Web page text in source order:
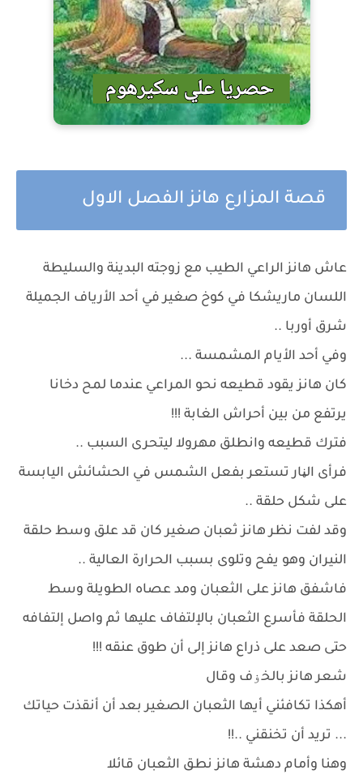
قصة المزارع هانز الفصل الاول
عاش هانز الراعي الطيب مع زوجته البدينة والسليطة
اللسان ماريشكا في كوخ صغير في أحد الأرياف الجميلة
شرق أوربا ..
وفي أحد الأيام المشمسة ...
كان هانز يقود قطيعه نحو المراعي عندما لمح دخانا
يرتفع من بين أحراش الغابة !!!
فترك قطيعه وانطلق مهرولا ليتحرى السبب ..
فرأى الڼار تستعر بفعل الشمس في الحشائش اليابسة
على شكل حلقة ..
وقد لفت نظر هانز ثعبان صغير كان قد علق وسط حلقة
النيران وهو يفح وتلوى بسبب الحرارة العالية ..
فاشفق هانز على الثعبان ومد عصاه الطويلة وسط
الحلقة فأسرع الثعبان بالإلتفاف عليها ثم واصل إلتفافه
حتى صعد على ذراع هانز إلى أن طوق عنقه !!!
شعر هانز بالخۏف وقال
أهكذا تكافئني أيها الثعبان الصغير بعد أن أنقذت حياتك
... تريد أن تخنقني ..!!
وهنا وأمام دهشة هانز نطق الثعبان قائلا